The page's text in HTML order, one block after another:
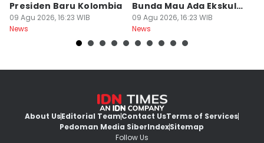
Presiden Baru Kolombia
09 Agu 2026, 16:23 WIB
News
Bunda Mau Ada Ekskul
Menembak
09 Agu 2026, 16:23 WIB
News
About UsEditorial TeamContact UsTerms of Services
Pedoman Media SiberIndexSitemap
Follow Us